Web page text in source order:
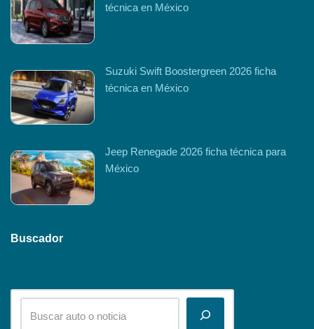
técnica en México
Suzuki Swift Boostergreen 2026 ficha
técnica en México
Jeep Renegade 2026 ficha técnica para
México
Buscador